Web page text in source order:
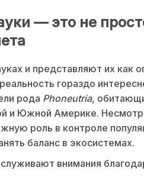
— это не
и представляют их как
гораздо
рода Phoneutria,
и Южной Америке.
роль в контроле
баланс в экосистемах.
внимания